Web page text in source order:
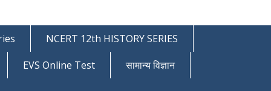
NCERT 12th HISTORY SERIES
EVS Online Test
सामान्य विज्ञान